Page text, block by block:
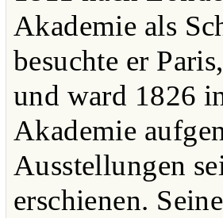
Akademie als
besuchte er
und ward 1826
Akademie
Ausstellungen
erschienen.